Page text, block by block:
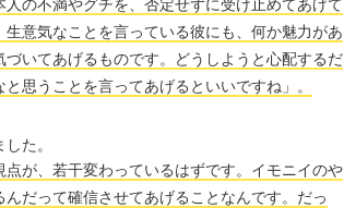
の不満やグチを、否定せずに受け止めてあげて
意気なことを言っている彼にも、何か魅力があ
いてあげるものです。どうしようと心配するだ
思うことを言ってあげるといいですね」。
た。
が、若干変わっているはずです。イモニイのや
だって確信させてあげることなんです。だっ